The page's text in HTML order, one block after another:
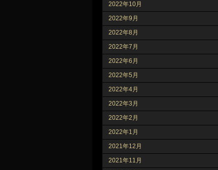
2022年10月
2022年9月
2022年8月
2022年7月
2022年6月
2022年5月
2022年4月
2022年3月
2022年2月
2022年1月
2021年12月
2021年11月